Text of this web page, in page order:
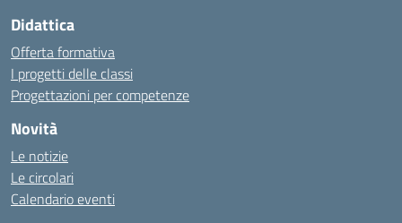
Didattica
Offerta formativa
I progetti delle classi
Progettazioni per competenze
Novità
Le notizie
Le circolari
Calendario eventi